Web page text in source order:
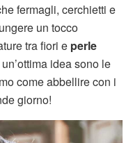
fermagli, cerchietti e
un tocco
tra fiori e perle
idea sono le
come abbellire con i
giorno!